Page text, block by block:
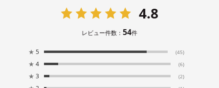
4.8
レビュー件数： 54件
★ 5 (45)
★ 4 (6)
★ 3 (2)